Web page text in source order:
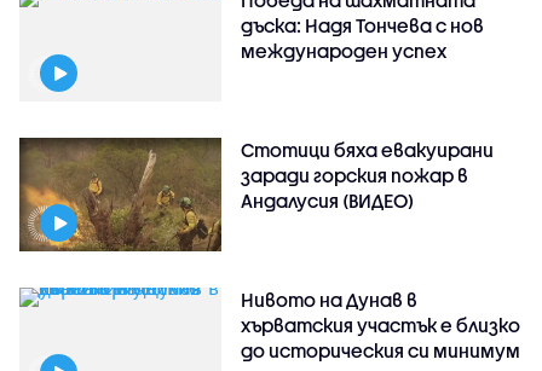
дъска: Надя Тончева с нов
международен успех
Стотици бяха евакуирани
заради горския пожар в
Андалусия (ВИДЕО)
Нивото на Дунав в
хърватския участък е близко
до историческия си минимум